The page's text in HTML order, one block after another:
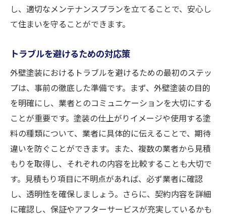
し、適切なメンテナンスプランを立てることで、安心し
て住まいを守ることができます。
トラブルを避けるための対応策
外壁塗装におけるトラブルを避けるための最初のステッ
プは、事前の徹底した準備です。まず、外壁塗装の目的
を明確にし、業者とのコミュニケーションを大切にする
ことが重要です。塗装の仕上がりイメージや使用する塗
料の種類について、業者に具体的に伝えることで、期待
違いを防ぐことができます。また、複数の業者から見積
もりを取得し、それぞれの内容を比較することも大切で
す。見積もり項目に不明点があれば、必ず業者に確認
し、透明性を確保しましょう。さらに、契約内容を詳細
に確認し、保証やアフターサービスが充実しているかも